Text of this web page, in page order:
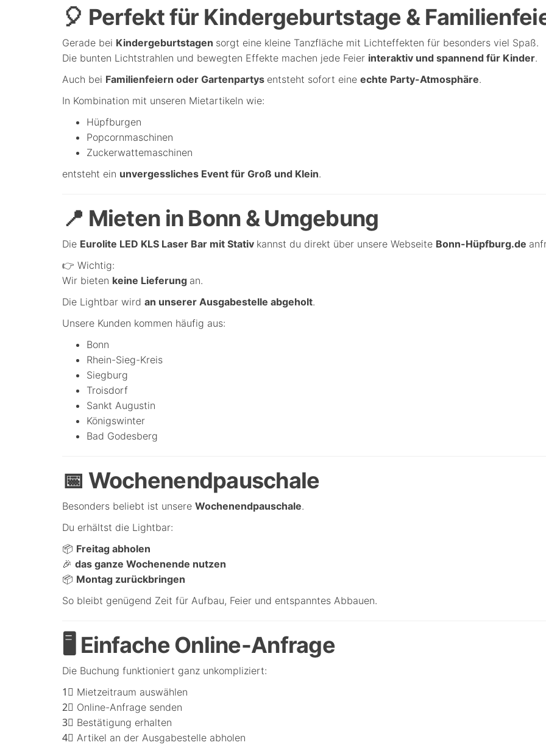
🎈 Perfekt für Kindergeburtstage &
Gerade bei Kindergeburtstagen sorgt eine kleine Tanzfläche mit Lichteffekten für besonders viel Spaß.
Die bunten Lichtstrahlen und bewegten Effekte machen jede Feier interaktiv und spannend für Kinder.
Auch bei Familienfeiern oder Gartenpartys entsteht sofort eine echte Party-Atmosphäre.
In Kombination mit unseren Mietartikeln wie:
Hüpfburgen
Popcornmaschinen
Zuckerwattemaschinen
entsteht ein unvergessliches Event für Groß und Klein.
📍 Mieten in Bonn & Umgebung
Die Eurolite LED KLS Laser Bar mit Stativ kannst du direkt über unsere Webseite Bonn-Hüpfburg.de
👉 Wichtig:
Wir bieten keine Lieferung an.
Die Lightbar wird an unserer Ausgabestelle abgeholt.
Unsere Kunden kommen häufig aus:
Bonn
Rhein-Sieg-Kreis
Siegburg
Troisdorf
Sankt Augustin
Königswinter
Bad Godesberg
📅 Wochenendpauschale
Besonders beliebt ist unsere Wochenendpauschale.
Du erhältst die Lightbar:
📦 Freitag abholen
🎉 das ganze Wochenende nutzen
📦 Montag zurückbringen
So bleibt genügend Zeit für Aufbau, Feier und entspanntes Abbauen.
🖥 Einfache Online-Anfrage
Die Buchung funktioniert ganz unkompliziert:
1⃣ Mietzeitraum auswählen
2⃣ Online-Anfrage senden
3⃣ Bestätigung erhalten
4⃣ Artikel an der Ausgabestelle abholen